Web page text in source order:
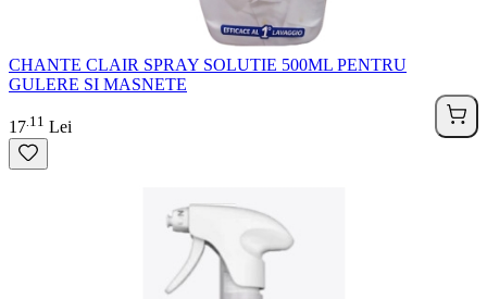
CHANTE CLAIR SPRAY SOLUTIE 500ML PENTRU
GULERE SI MASNETE
17 11 Lei